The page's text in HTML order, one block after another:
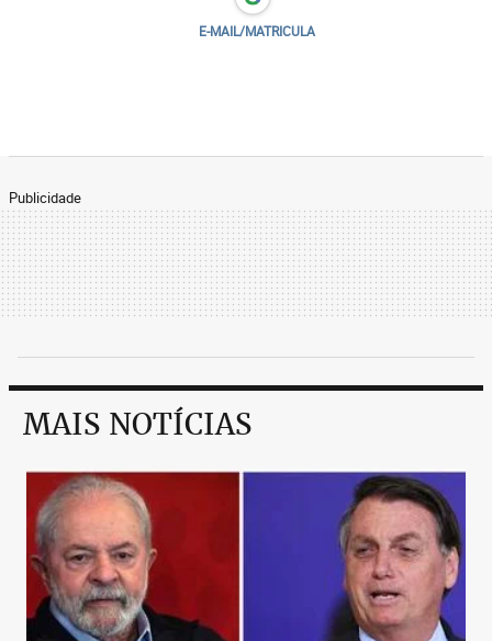
E-MAIL/MATRICULA
Publicidade
MAIS NOTÍCIAS